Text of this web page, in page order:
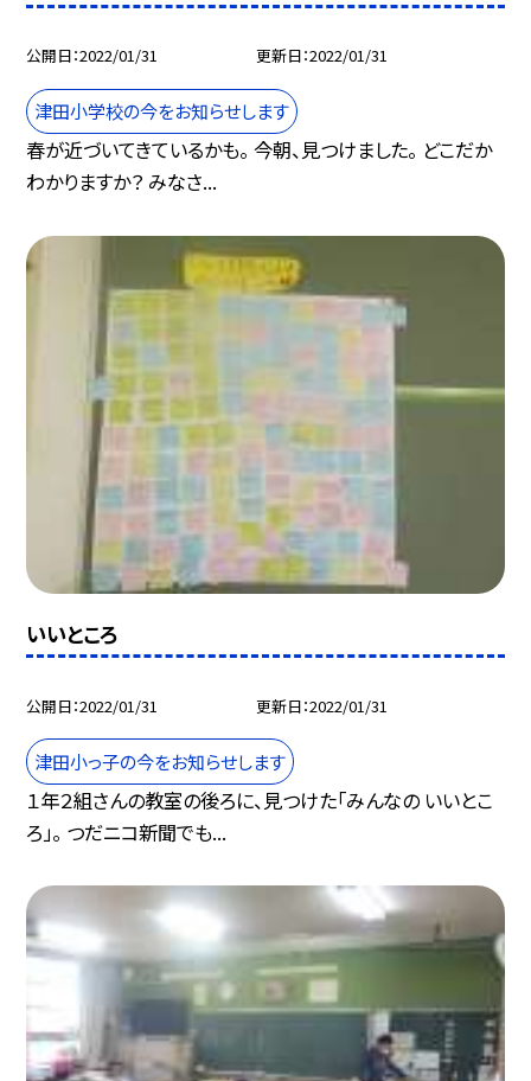
公開日 2022/01/31 更新日 2022/01/31
津田小学校の今をお知らせします
春が近づいてきているかも。 今朝、見つけました。 どこだか
わかりますか？ みなさ...
いいところ
公開日 2022/01/31 更新日 2022/01/31
津田小っ子の今をお知らせします
１年２組さんの教室の後ろに、見つけた「みんなの いいとこ
ろ」。 つだニコ新聞でも...